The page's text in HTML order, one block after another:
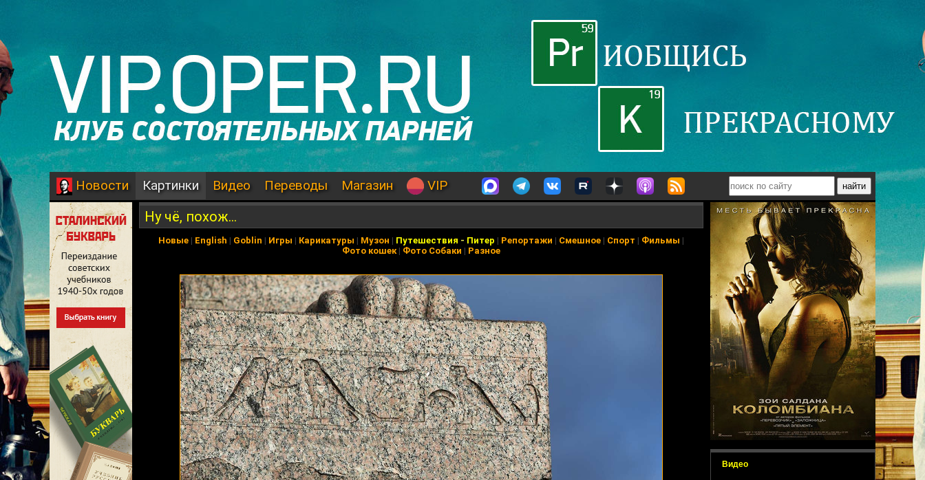
Новости Картинки Видео Переводы Магазин VIP
Видео
Ну чё, похож...
Новые | English | Goblin | Игры | Карикатуры | Музон | Путешествия - Питер | Репортажи | Смешное | Спорт | Фильмы |
Фото кошек| Фото Собаки | Разное